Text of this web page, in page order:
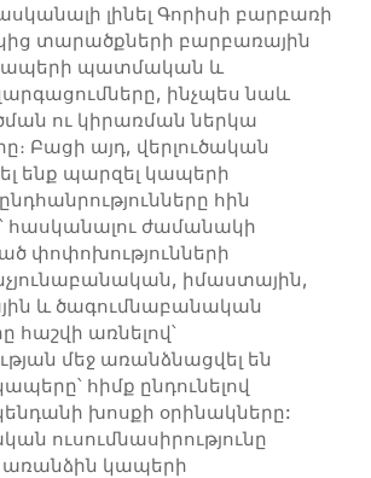
լինել Գորիսի բարբառի
տարածքների բարբառային
պատմական և
ինչպես նաև
ու կիրառման ներկա
Բացի այդ, վերլուծական
ենք պարզել կապերի
հին
հասկանալու ժամանակի
փոփոխությունների
իմաստային,
և ծագումնաբանական
հաշվի առնելով՝
մեջ առանձնացվել են
հիմք ընդունելով
խոսքի օրինակները:
ուսումնասիրությունը
առանձին կապերի